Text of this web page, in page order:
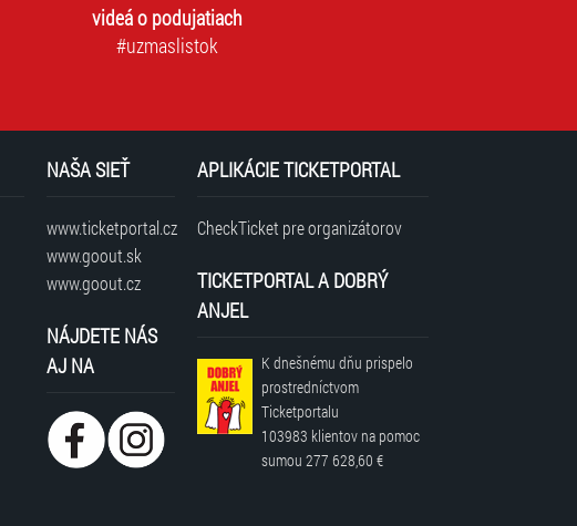
videá o podujatiach
#uzmaslistok
NAŠA SIEŤ
www.ticketportal.cz
www.goout.sk
www.goout.cz
NÁJDETE NÁS
AJ NA
APLIKÁCIE TICKETPORTAL
CheckTicket pre organizátorov
TICKETPORTAL A DOBRÝ
ANJEL
K dnešnému dňu prispelo
prostredníctvom
Ticketportalu
103983 klientov na pomoc
sumou277 628,60 €